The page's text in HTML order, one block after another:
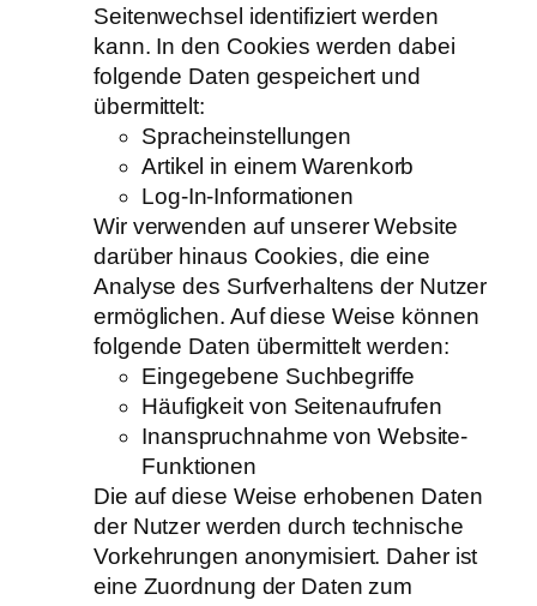
Seitenwechsel identifiziert werden
kann. In den Cookies werden dabei
folgende Daten gespeichert und
übermittelt:
Spracheinstellungen
Artikel in einem Warenkorb
Log-In-Informationen
Wir verwenden auf unserer Website
darüber hinaus Cookies, die eine
Analyse des Surfverhaltens der Nutzer
ermöglichen. Auf diese Weise können
folgende Daten übermittelt werden:
Eingegebene Suchbegriffe
Häufigkeit von Seitenaufrufen
Inanspruchnahme von Website-
Funktionen
Die auf diese Weise erhobenen Daten
der Nutzer werden durch technische
Vorkehrungen anonymisiert. Daher ist
eine Zuordnung der Daten zum